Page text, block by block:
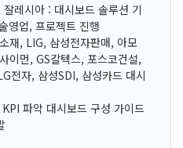
레시아 : 대시보드 솔루션 기
영업, 프로젝트 진행
재, LIG, 삼성전자판매, 아모
이먼, GS칼텍스, 포스코건설,
전자, 삼성SDI, 삼성카드 대시
파악 대시보드 구성 가이드